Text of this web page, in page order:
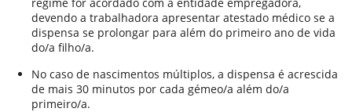
devendo a trabalhadora apresentar atestado médico se a
dispensa se prolongar para além do primeiro ano de vida
do/a filho/a.
No caso de nascimentos múltiplos, a dispensa é acrescida
de mais 30 minutos por cada gémeo/a além do/a
primeiro/a.